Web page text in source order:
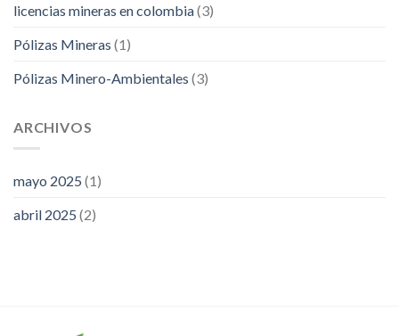
licencias mineras en colombia(3)
Pólizas Mineras (1)
Pólizas Minero-Ambientales (3)
ARCHIVOS
mayo 2025 (1)
abril 2025 (2)